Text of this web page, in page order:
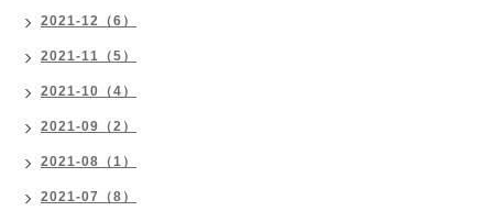
2021-12（6）
2021-11（5）
2021-10（4）
2021-09（2）
2021-08（1）
2021-07（8）